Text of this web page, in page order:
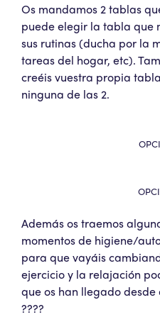
Os mandamos 2 tablas
puede elegir la tabla que
sus rutinas (ducha por la
tareas del hogar, etc).
creéis vuestra propia
ninguna de las 2.
Además os traemos
momentos de higiene/
para que vayáis
ejercicio y la relajación
que os han llegado
????